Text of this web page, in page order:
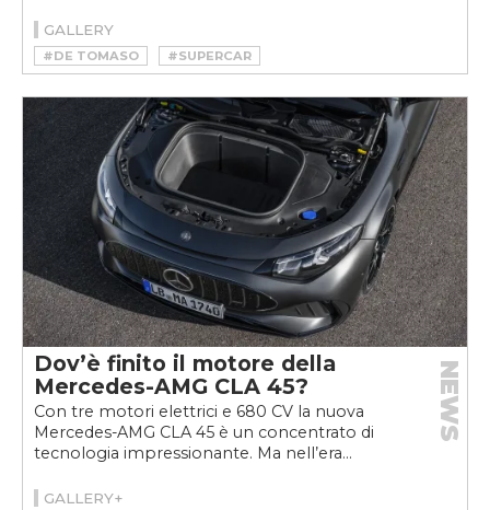
GALLERY
#DE TOMASO #SUPERCAR
Dov’è finito il motore della
Mercedes-AMG CLA 45?
Con tre motori elettrici e 680 CV la nuova
Mercedes-AMG CLA 45 è un concentrato di
tecnologia impressionante. Ma nell’era...
NEWS
GALLERY+